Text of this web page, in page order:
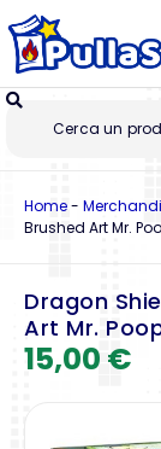
Home-
Brushed Art Mr.
Dragon
Art Mr.
15,00 €